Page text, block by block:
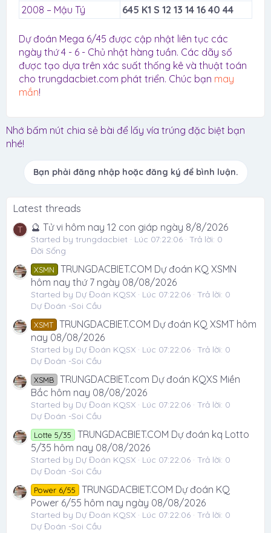
2008 – Mậu Tý
645 K1 S 12 13 14 16 40 44
Dự đoán Mega 6/45 được cập nhật liên tục các
ngày thứ 4 - 6 - Chủ nhật hàng tuần. Các dãy số
được tạo dựa trên xác suất thống kê và thuật toán
cho trungdacbiet.com phát triển. Chúc bạn may
mắn!
Nhớ bấm nút chia sẻ bài để lấy vía trúng đặc biệt bạn
nhé!
Bạn phải đăng nhập hoặc đăng ký để bình luận.
Latest threads
T 🔮 Tử vi hôm nay 12 con giáp ngày 8/8/2026
Started by trungdacbiet Lúc 07:22:06
Trả lời: 0
Đời Sống
XSMN
TRUNGDACBIET.COM Dự đoán KQ XSMN
hôm nay thứ 7 ngày 08/08/2026
Started by Dự Đoán KQSX Lúc 07:22:06
Trả lời: 0
Dự Đoán -Soi Cầu
XSMT TRUNGDACBIET.COM Dự đoán KQ XSMT hôm
nay 08/08/2026
Started by Dự Đoán KQSX Lúc 07:22:06
Trả lời: 0
Dự Đoán -Soi Cầu
XSMB
TRUNGDACBIET.com Dự đoán KQXS Miền
Bắc hôm nay 08/08/2026
Started by Dự Đoán KQSX Lúc 07:22:06
Trả lời: 0
Dự Đoán -Soi Cầu
Lotte 5/35
TRUNGDACBIET.COM Dự đoán kq Lotto
5/35 hôm nay 08/08/2026
Started by Dự Đoán KQSX Lúc 07:22:06
Trả lời: 0
Dự Đoán -Soi Cầu
Power 6/55
TRUNGDACBIET.COM Dự đoán KQ
Power 6/55 hôm nay ngày 08/08/2026
Started by Dự Đoán KQSX Lúc 07:22:06
Trả lời: 0
Dự Đoán -Soi Cầu